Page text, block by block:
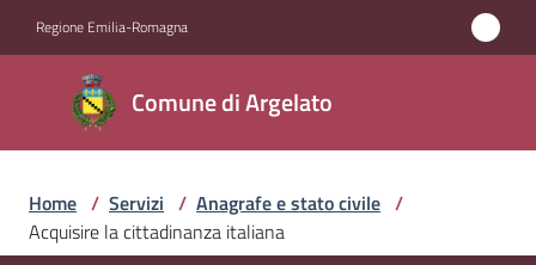
Regione Emilia-Romagna
Comune di Argelato
Comune
di
Argelato
Amministrazione
Home / Servizi / Anagrafe e stato civile /
Acquisire la cittadinanza italiana